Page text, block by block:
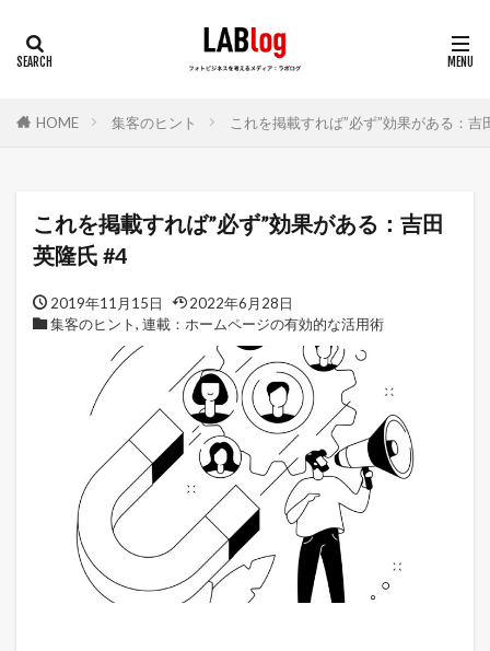
HOME 集客のヒント これを掲載すれば”必ず”効果がある：吉
これを掲載すれば”必ず”効果がある：吉田
英隆氏 #4
2019年11月15日
2022年6月28日
集客のヒント, 連載：ホームページの有効的な活用術